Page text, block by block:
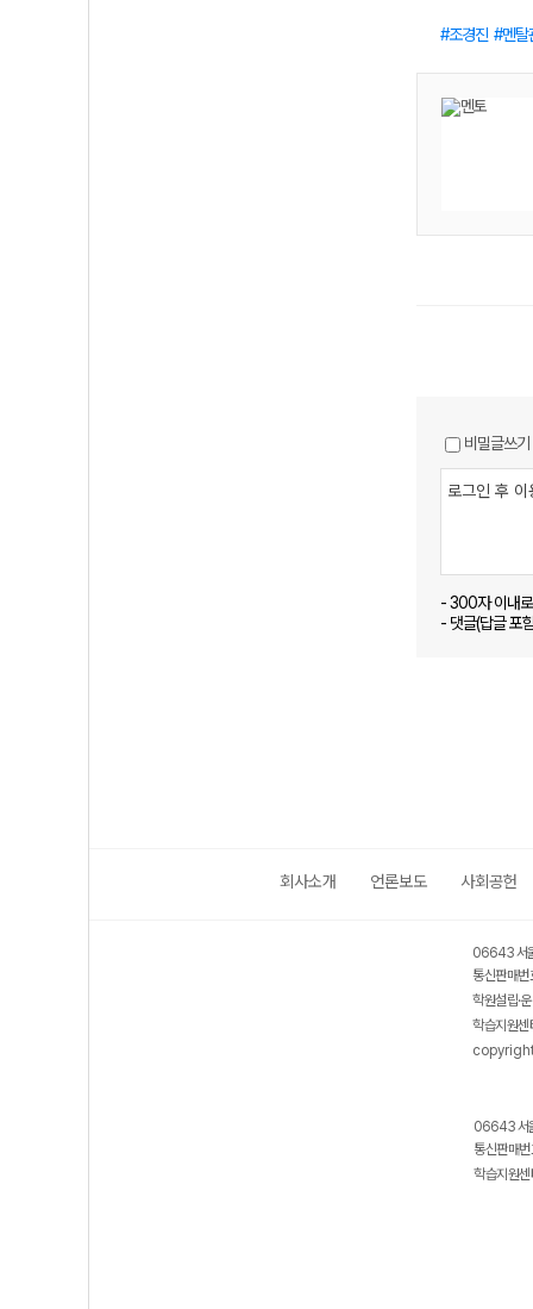
조경진 멘탈
비밀글쓰기
- 300자 이내
- 댓글(답글 포
회사소개 언론보도 사회공헌
06643 서
통신판매
학원설립·
학습지원
06643 서
통신판매
학습지원